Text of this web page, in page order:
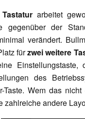
arbeitet
gegenüber der
verändert.
fürzwei weitere
Einstellungstaste,
des
Taste. Wem das
zahlreiche andere